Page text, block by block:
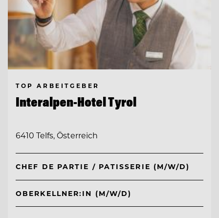
TOP ARBEITGEBER
Interalpen-Hotel Tyrol
6410 Telfs, Österreich
CHEF DE PARTIE / PATISSERIE (M/W/D)
OBERKELLNER:IN (M/W/D)